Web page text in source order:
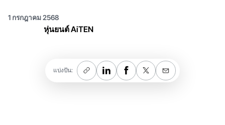
1 กรกฎาคม 2568
หุ่นยนต์ AiTEN
แบ่งปัน: